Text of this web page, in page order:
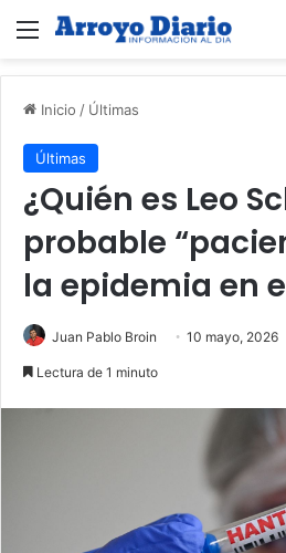
Menú
Inicio / Últimas
Últimas
¿Quién es Leo
probable
la epidemia en
Juan Pablo Broin 10 mayo, 2026
Lectura de 1 minuto